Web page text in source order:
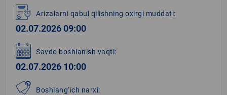
1
of
5
Arizalarni qabul qilishning oxirgi muddati:
02.07.2026 09:00
Savdo boshlanish vaqti:
02.07.2026 10:00
Boshlang‘ich narxi: